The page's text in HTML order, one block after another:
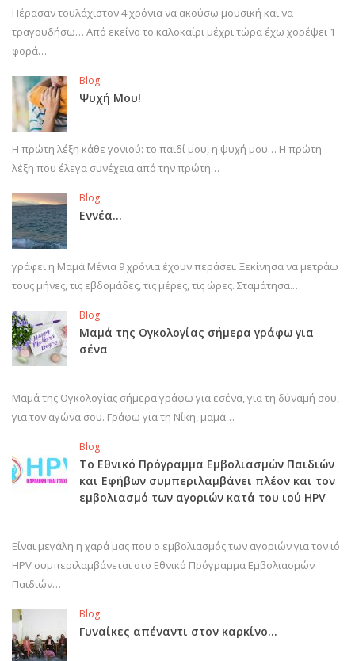
Πέρασαν τουλάχιστον 4 χρόνια να ακούσω μουσική και να
τραγουδήσω… Από εκείνο το καλοκαίρι μέχρι τώρα έχω χορέψει 1
φορά…
Blog
Ψυχή Μου!
Η πρώτη λέξη κάθε γονιού: το παιδί μου, η ψυχή μου… Η πρώτη
λέξη που έλεγα συνέχεια από την πρώτη…
Blog
Εννέα…
γράφει η Μαμά Μένια 9 χρόνια έχουν περάσει. Ξεκίνησα να μετράω
τους μήνες, τις εβδομάδες, τις μέρες, τις ώρες. Σταμάτησα.…
Blog
Μαμά της Ογκολογίας σήμερα γράφω για
σένα
Μαμά της Ογκολογίας σήμερα γράφω για εσένα, για τη δύναμή σου,
για τον αγώνα σου. Γράφω για τη Νίκη, μαμά…
Blog
Το Εθνικό Πρόγραμμα Εμβολιασμών Παιδιών
και Εφήβων συμπεριλαμβάνει πλέον και τον
εμβολιασμό των αγοριών κατά του ιού HPV
Είναι μεγάλη η χαρά μας που ο εμβολιασμός των αγοριών για τον ιό
HPV συμπεριλαμβάνεται στο Εθνικό Πρόγραμμα Εμβολιασμών
Παιδιών…
Blog
Γυναίκες απέναντι στον καρκίνο…